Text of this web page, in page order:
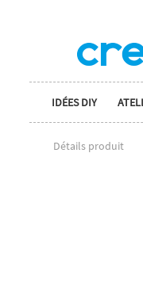
IDÉES DIY
Détails produit